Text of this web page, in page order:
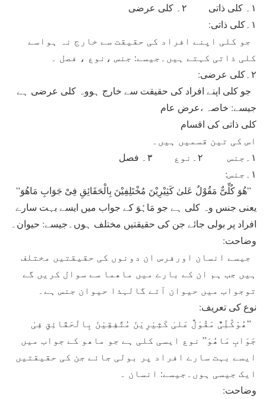
۱۔ کلی ذاتی ۲۔ کلی عرضی
۱۔کلی ذاتی:
جو کلی اپنے افراد کی حقیقت سے خارج نہ ہواسے
کلی ذاتی کہتے ہیں۔جیسے: جنس ،نوع ، فصل ۔
۲۔کلی عرضی:
جو کلی اپنے افراد کی حقیقت سے خارج ہووہ کلی عرضی ہے
جیسے: خاصہ ،عرض عام
کلی ذاتی کی اقسام
اس کی تین قسمیں ہیں۔
۱۔جنس ۲۔نوع ۳۔ فصل
۱۔جنس:
”ھُوَ کُلِّیٌّ مَقُوْلٌ عَلیٰ کَثِیْرِیْنَ مُخْتَلِفِیْنَ بِالْحَقَائِقِ فِیْ جَوَابِ مَاھُوَ”
یعنی جنس وہ کلی ہے جو مَاہُوَ کے جواب میں ایسے بہت سارے
افراد پر بولی جائے جن کی حقیقتیں مختلف ہوں۔جیسے: حیوان۔
وضاحت:
جیسے انسان اورفرس ان دونوں کی حقیقتیں مختلف
ہیں جب ہم ان کے بارے میں ماھما سے سوال کریں گے
توجواب میں حیوان آئے گالہذا حیوان جنس ہے۔
نوع کی تعریف:
”ھُوَکُلِّیٌّ مَقُوْلٌ عَلیٰ کَثِیْرِیْنَ مُتَّفِقِیْنَ بِالْحَقَائِقِ فِیْ
جَوَابِ مَاھُوَ” نوع ایسی کلی ہے جو ماھو کے جواب میں
ایسے بہت سارے افراد پر بولی جائے جن کی حقیقتیں
ایک جیسی ہوں۔جیسے: انسان ۔
وضاحت: